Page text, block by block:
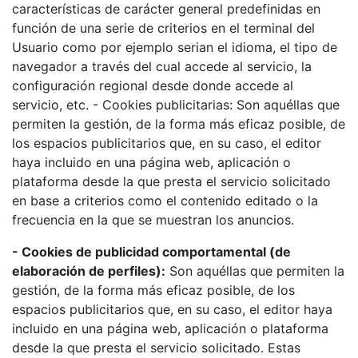
características de carácter general predefinidas en
función de una serie de criterios en el terminal del
Usuario como por ejemplo serian el idioma, el tipo de
navegador a través del cual accede al servicio, la
configuración regional desde donde accede al
servicio, etc. - Cookies publicitarias: Son aquéllas que
permiten la gestión, de la forma más eficaz posible, de
los espacios publicitarios que, en su caso, el editor
haya incluido en una página web, aplicación o
plataforma desde la que presta el servicio solicitado
en base a criterios como el contenido editado o la
frecuencia en la que se muestran los anuncios.
- Cookies de publicidad comportamental (de
elaboración de perfiles): Son aquéllas que permiten la
gestión, de la forma más eficaz posible, de los
espacios publicitarios que, en su caso, el editor haya
incluido en una página web, aplicación o plataforma
desde la que presta el servicio solicitado. Estas